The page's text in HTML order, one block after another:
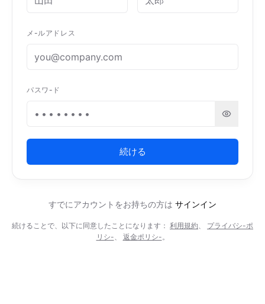
メ-ルアドレス
パスワ-ド
続ける
すでにアカウントをお持ちの方は サインイン
続けることで、以下に同意したことになります： 利用規約、
プライバシ-ポ
リシ-、 返金ポリシ-。